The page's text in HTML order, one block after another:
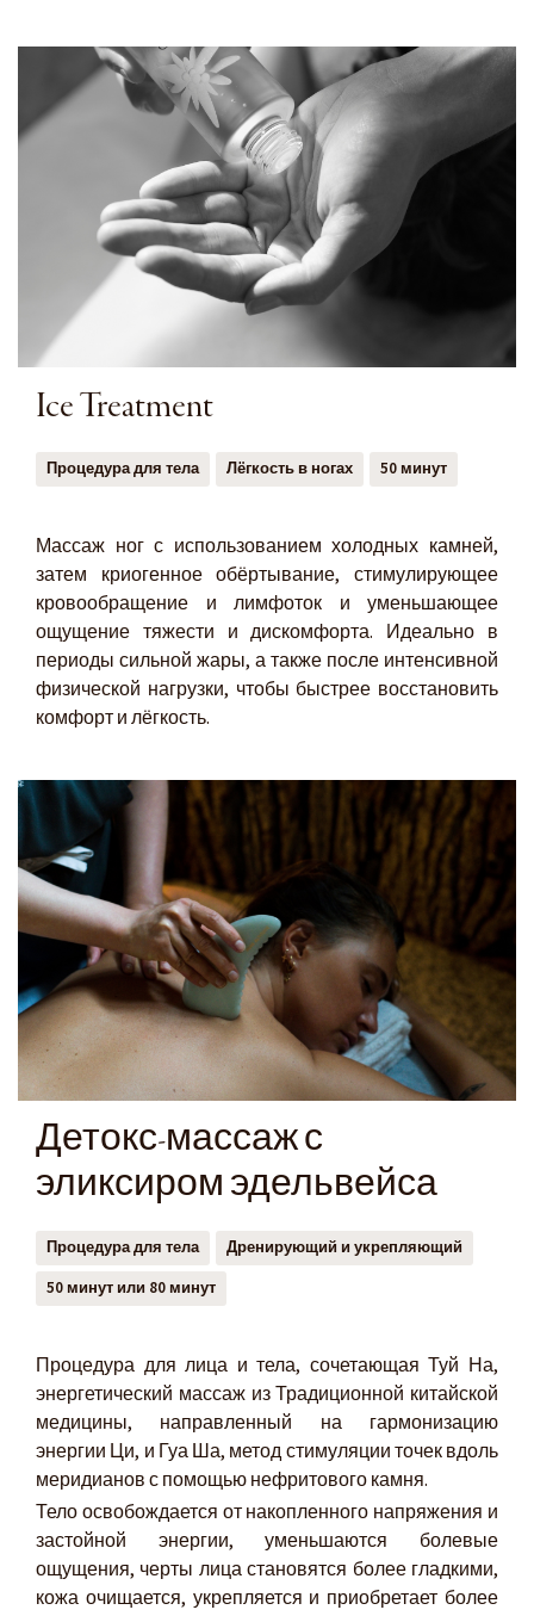
Ice Treatment
Процедура для тела Лёгкость в ногах 50 минут
Массаж ног с использованием холодных камней,
затем криогенное обёртывание, стимулирующее
кровообращение и лимфоток и уменьшающее
ощущение тяжести и дискомфорта. Идеально в
периоды сильной жары, а также после интенсивной
физической нагрузки, чтобы быстрее восстановить
комфорт и лёгкость.
Детокс-массаж с
эликсиром эдельвейса
Процедура для тела
Дренирующий и укрепляющий
50 минут или 80 минут
Процедура для лица и тела, сочетающая Туй На,
энергетический массаж из Традиционной китайской
медицины, направленный на гармонизацию
энергии Ци, и Гуа Ша, метод стимуляции точек вдоль
меридианов с помощью нефритового камня.
Тело освобождается от накопленного напряжения и
застойной энергии, уменьшаются болевые
ощущения, черты лица становятся более гладкими,
кожа очищается, укрепляется и приобретает более